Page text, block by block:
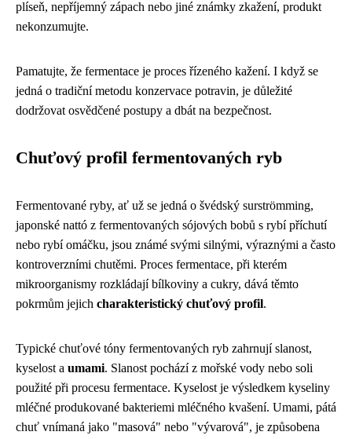
plíseň, nepříjemný zápach nebo jiné známky zkažení, produkt
nekonzumujte.
Pamatujte, že fermentace je proces řízeného kažení. I když se
jedná o tradiční metodu konzervace potravin, je důležité
dodržovat osvědčené postupy a dbát na bezpečnost.
Chuťový profil fermentovaných ryb
Fermentované ryby, ať už se jedná o švédský surströmming,
japonské nattó z fermentovaných sójových bobů s rybí příchutí
nebo rybí omáčku, jsou známé svými silnými, výraznými a často
kontroverzními chutěmi. Proces fermentace, při kterém
mikroorganismy rozkládají bílkoviny a cukry, dává těmto
pokrmům jejich charakteristický chuťový profil.
Typické chuťové tóny fermentovaných ryb zahrnují slanost,
kyselost a umami. Slanost pochází z mořské vody nebo soli
použité při procesu fermentace. Kyselost je výsledkem kyseliny
mléčné produkované bakteriemi mléčného kvašení. Umami, pátá
chuť vnímaná jako "masová" nebo "vývarová", je způsobena